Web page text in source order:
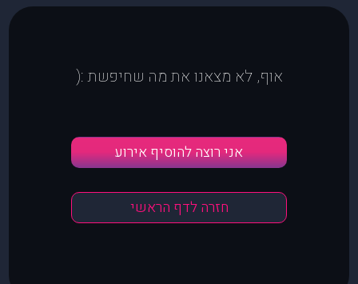
אוף, לא מצאנו את מה שחיפשת :(
אני רוצה להוסיף אירוע
חזרה לדף הראשי